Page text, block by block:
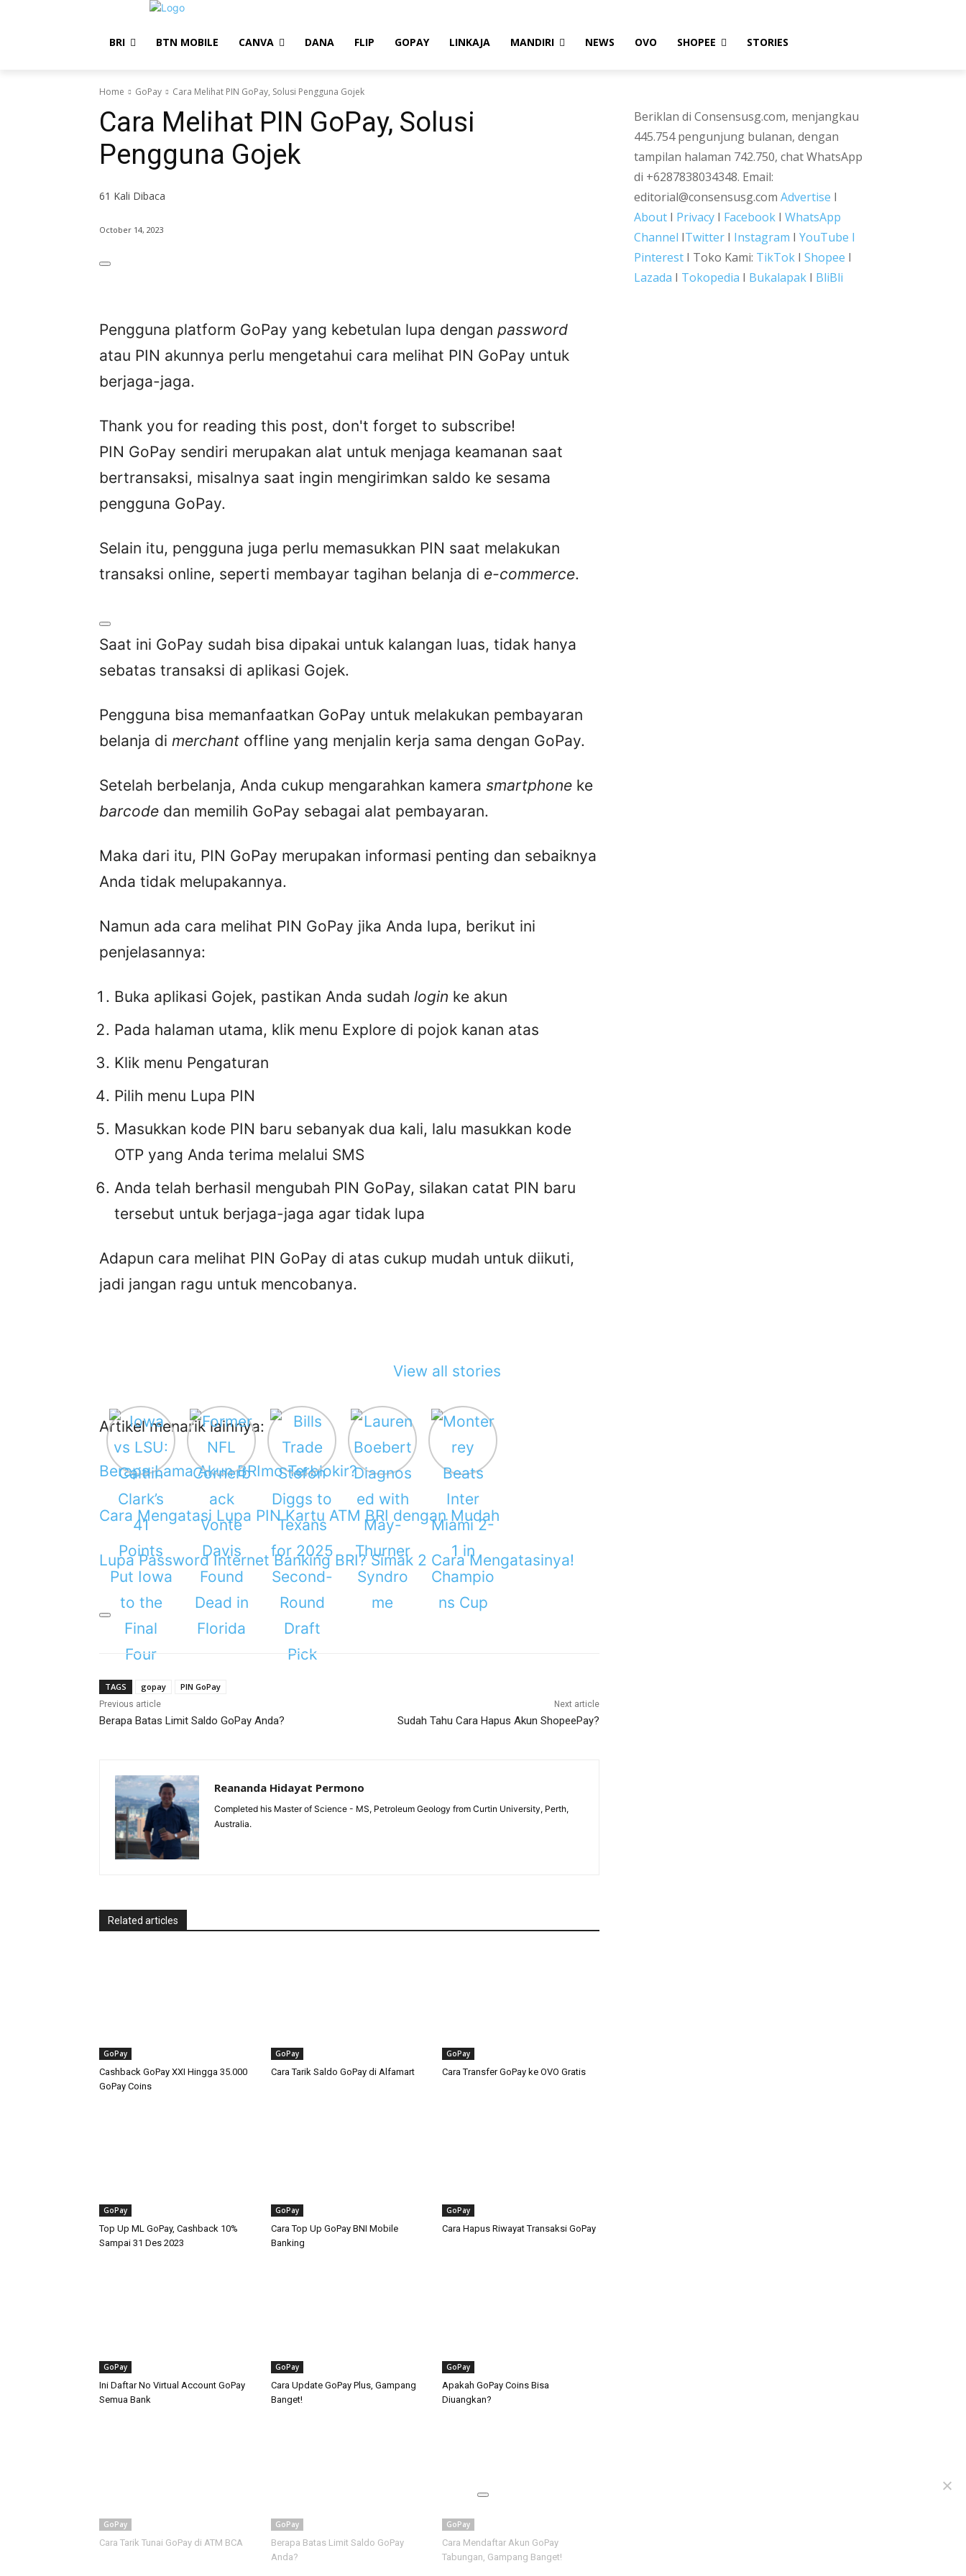
BRI BTN MOBILE CANVA DANA FLIP GOPAY LINKAJA MANDIRI NEWS OVO SHOPEE STORIES
Home GoPay Cara Melihat PIN GoPay, Solusi Pengguna Gojek
Cara Melihat PIN GoPay, Solusi
Pengguna Gojek
61 Kali Dibaca
October 14, 2023
Pengguna platform GoPay yang kebetulan lupa dengan password
atau PIN akunnya perlu mengetahui cara melihat PIN GoPay untuk
berjaga-jaga.
Thank you for reading this post, don't forget to subscribe!
PIN GoPay sendiri merupakan alat untuk menjaga keamanan saat
bertransaksi, misalnya saat ingin mengirimkan saldo ke sesama
pengguna GoPay.
Selain itu, pengguna juga perlu memasukkan PIN saat melakukan
transaksi online, seperti membayar tagihan belanja di e-commerce.
Saat ini GoPay sudah bisa dipakai untuk kalangan luas, tidak hanya
sebatas transaksi di aplikasi Gojek.
Pengguna bisa memanfaatkan GoPay untuk melakukan pembayaran
belanja di merchant offline yang menjalin kerja sama dengan GoPay.
Setelah berbelanja, Anda cukup mengarahkan kamera smartphone ke
barcode dan memilih GoPay sebagai alat pembayaran.
Maka dari itu, PIN GoPay merupakan informasi penting dan sebaiknya
Anda tidak melupakannya.
Namun ada cara melihat PIN GoPay jika Anda lupa, berikut ini
penjelasannya:
Buka aplikasi Gojek, pastikan Anda sudah login ke akun
Pada halaman utama, klik menu Explore di pojok kanan atas
Klik menu Pengaturan
Pilih menu Lupa PIN
Masukkan kode PIN baru sebanyak dua kali, lalu masukkan kode
OTP yang Anda terima melalui SMS
Anda telah berhasil mengubah PIN GoPay, silakan catat PIN baru
tersebut untuk berjaga-jaga agar tidak lupa
Adapun cara melihat PIN GoPay di atas cukup mudah untuk diikuti,
jadi jangan ragu untuk mencobanya.
View all stories
Artikel menarik lainnya:
Berapa Lama Akun BRImo Terblokir?
Cara Mengatasi Lupa PIN Kartu ATM BRI dengan Mudah
Lupa Password Internet Banking BRI? Simak 2 Cara Mengatasinya!
TAGS gopay PIN GoPay
Previous article
Berapa Batas Limit Saldo GoPay Anda?
Next article
Sudah Tahu Cara Hapus Akun ShopeePay?
Reananda Hidayat Permono
Completed his Master of Science - MS, Petroleum Geology from Curtin University, Perth,
Australia.
Related articles
GoPay
Cashback GoPay XXI Hingga 35.000
GoPay Coins
GoPay
Cara Tarik Saldo GoPay di Alfamart
GoPay
Cara Transfer GoPay ke OVO Gratis
GoPay
Top Up ML GoPay, Cashback 10%
Sampai 31 Des 2023
GoPay
Cara Top Up GoPay BNI Mobile
Banking
GoPay
Cara Hapus Riwayat Transaksi GoPay
GoPay
Ini Daftar No Virtual Account GoPay
Semua Bank
GoPay
Cara Update GoPay Plus, Gampang
Banget!
GoPay
Apakah GoPay Coins Bisa
Diuangkan?
GoPay
Cara Tarik Tunai GoPay di ATM BCA
GoPay
Berapa Batas Limit Saldo GoPay
Anda?
GoPay
Cara Mendaftar Akun GoPay
Tabungan, Gampang Banget!
Beriklan di Consensusg.com, menjangkau
445.754 pengunjung bulanan, dengan
tampilan halaman 742.750, chat WhatsApp
di +6287838034348. Email:
editorial@consensusg.com Advertise I
About I Privacy I Facebook I WhatsApp
Channel ITwitter I Instagram I YouTube I
Pinterest I Toko Kami: TikTok I Shopee I
Lazada I Tokopedia I Bukalapak I BliBli